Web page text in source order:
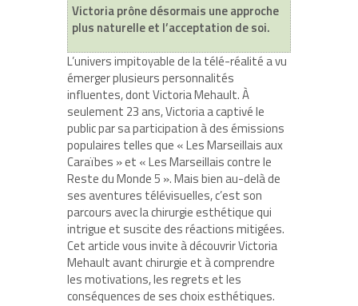
Victoria prône désormais une approche
plus naturelle et l’acceptation de soi.
L’univers impitoyable de la télé-réalité a vu
émerger plusieurs personnalités
influentes, dont Victoria Mehault. À
seulement 23 ans, Victoria a captivé le
public par sa participation à des émissions
populaires telles que « Les Marseillais aux
Caraïbes » et « Les Marseillais contre le
Reste du Monde 5 ». Mais bien au-delà de
ses aventures télévisuelles, c’est son
parcours avec la chirurgie esthétique qui
intrigue et suscite des réactions mitigées.
Cet article vous invite à découvrir Victoria
Mehault avant chirurgie et à comprendre
les motivations, les regrets et les
conséquences de ses choix esthétiques.